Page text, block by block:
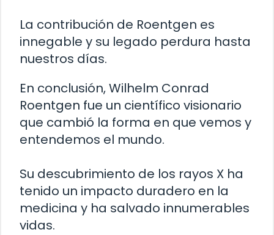
La contribución de Roentgen es
innegable y su legado perdura hasta
nuestros días.
En conclusión, Wilhelm Conrad
Roentgen fue un científico visionario
que cambió la forma en que vemos y
entendemos el mundo.
Su descubrimiento de los rayos X ha
tenido un impacto duradero en la
medicina y ha salvado innumerables
vidas.